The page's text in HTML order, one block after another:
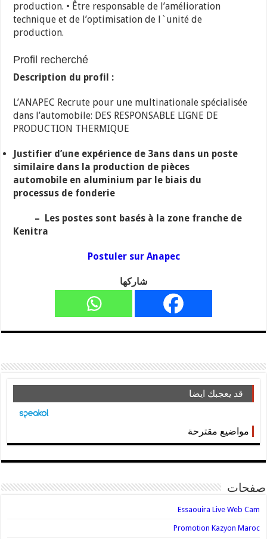
production. • Être responsable de l’amélioration
technique et de l’optimisation de l`unité de
production.
Profil recherché
Description du profil :
L’ANAPEC Recrute pour une multinationale spécialisée
dans l’automobile: DES RESPONSABLE LIGNE DE
PRODUCTION THERMIQUE
Justifier d’une expérience de 3ans dans un poste
similaire dans la production de pièces
automobile en aluminium par le biais du
processus de fonderie
– Les postes sont basés à la zone franche de
Kenitra
Postuler sur Anapec
شاركها
قد يعجبك ايضا
مواضيع مقترحة
صفحات
Essaouira Live Web Cam
Promotion Kazyon Maroc